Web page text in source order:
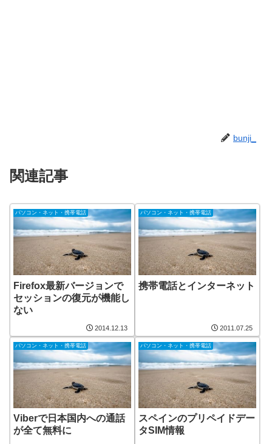
bunji_
関連記事
パソコン・ネット・携帯電話
Firefox最新バージョンで
セッションの復元が機能し
ない
2014.12.13
パソコン・ネット・携帯電話
携帯電話とインターネット
2011.07.25
パソコン・ネット・携帯電話
Viberで日本国内への通話
が全て無料に
パソコン・ネット・携帯電話
スペインのプリペイドデー
タSIM情報